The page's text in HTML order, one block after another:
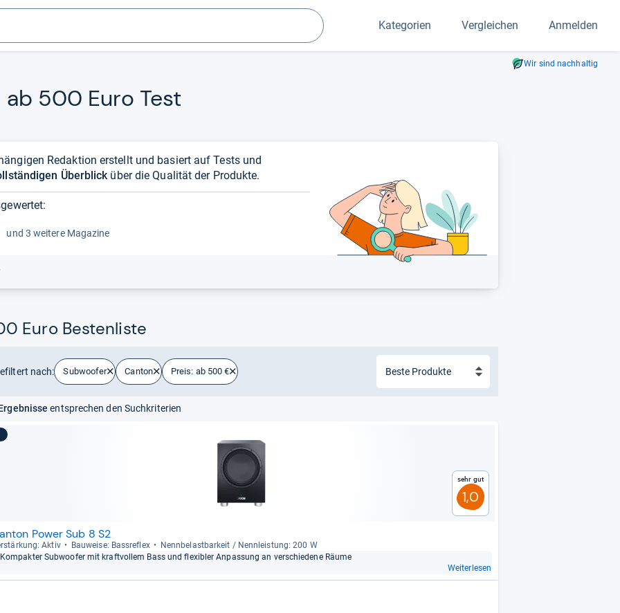
Suchen Kategorien Vergleichen Anmelden
Wir sind nachhaltig
500 Euro Test
Redaktion erstellt und basiert auf Tests und
Überblicküber die Qualität der Produkte.
und 3 weitere Magazine
Euro Bestenliste
nach: Subwoofer Canton Preis: ab 500 €
entsprechen den Suchkriterien
Sehr gut
1,0
Power Sub 8 S2
Aktiv Bau­weise: Bass­re­flex
Nenn­be­last­bar­keit / Nenn­leis­tung: 200 W
Kom­pak­ter Sub­woofer mit kraft­vol­lem Bass und fle­xibler Anpas­sung an ver­schie­dene Räume
Weiterlesen